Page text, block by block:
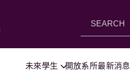
未來學生 開放系所最新消息